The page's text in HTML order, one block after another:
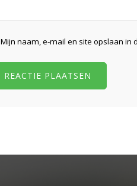
Mijn naam, e-mail en site opslaan in